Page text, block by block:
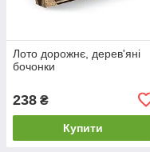
Лото дорожнє, дерев'яні
бочонки
238 ₴
Купити